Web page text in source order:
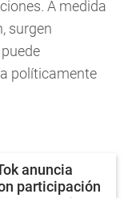
A medida
surgen
políticamente
anuncia
participación